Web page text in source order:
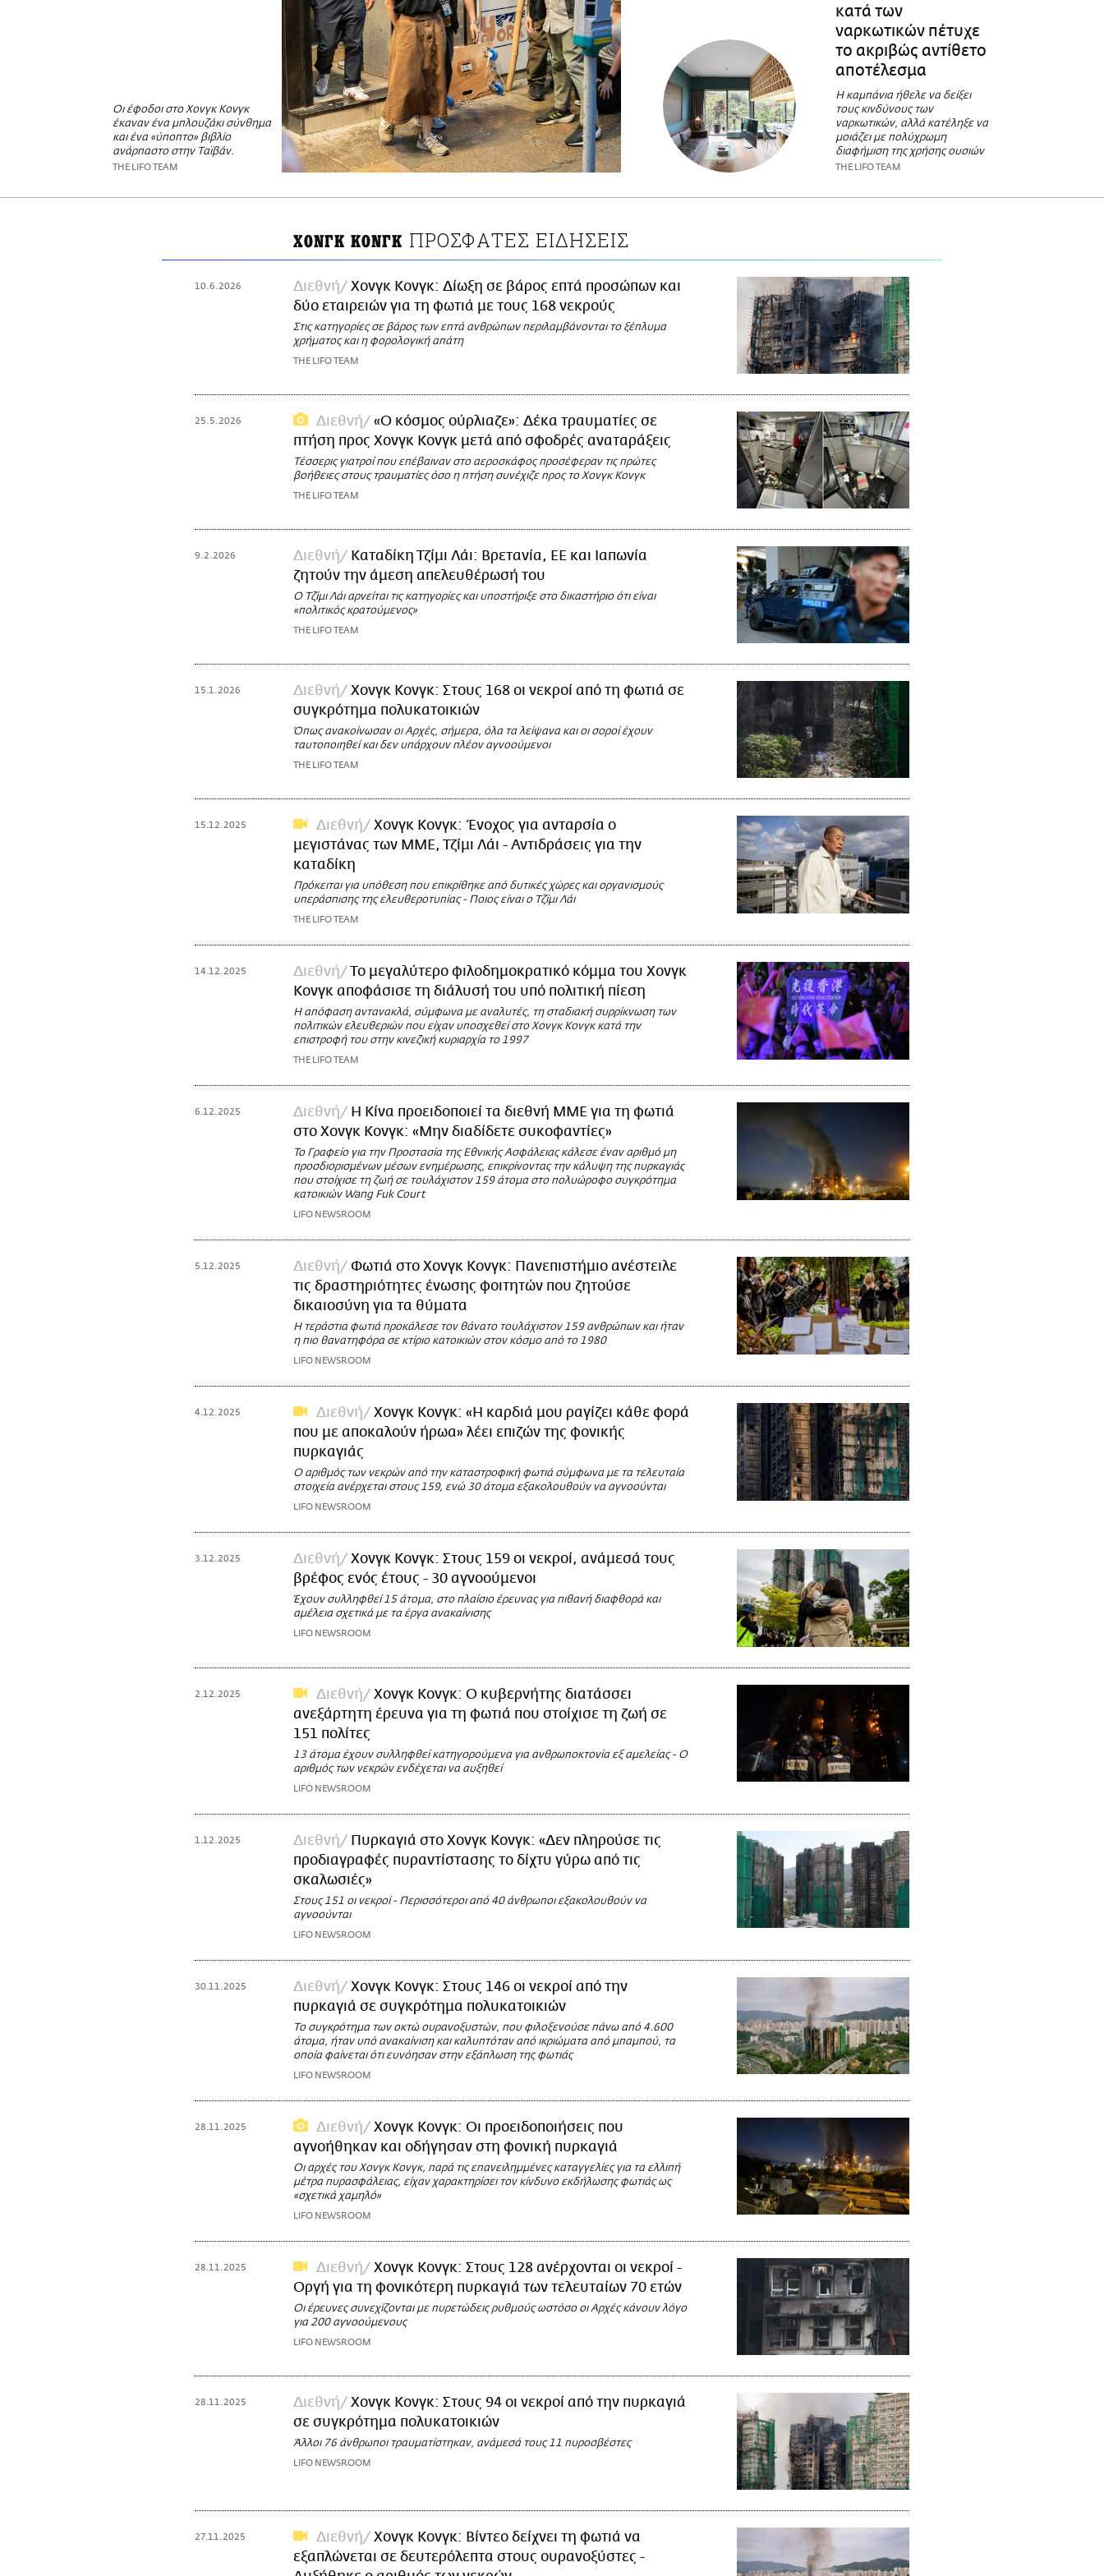
Οι έφοδοι στο Χονγκ Κονγκ
έκαναν ένα μπλουζάκι σύνθημα
και ένα «ύποπτο» βιβλίο
ανάρπαστο στην Ταϊβάν.
THE LIFO TEAM
κατά των
ναρκωτικών πέτυχε
το ακριβώς αντίθετο
αποτέλεσμα
Η καμπάνια ήθελε να δείξει
τους κινδύνους των
ναρκωτικών, αλλά κατέληξε να
μοιάζει με πολύχρωμη
διαφήμιση της χρήσης ουσιών
THE LIFO TEAM
ΧΟΝΓΚ ΚΟΝΓΚ ΠΡΟΣΦΑΤΕΣ ΕΙΔΗΣΕΙΣ
10.6.2026 Διεθνή
Χονγκ Κονγκ: Δίωξη σε βάρος επτά προσώπων και
δύο εταιρειών για τη φωτιά με τους 168 νεκρούς
Στις κατηγορίες σε βάρος των επτά ανθρώπων περιλαμβάνονται το ξέπλυμα
χρήματος και η φορολογική απάτη
THE LIFO TEAM
25.5.2026 Διεθνή
«Ο κόσμος ούρλιαζε»: Δέκα τραυματίες σε
πτήση προς Χονγκ Κονγκ μετά από σφοδρές αναταράξεις
Τέσσερις γιατροί που επέβαιναν στο αεροσκάφος προσέφεραν τις πρώτες
βοήθειες στους τραυματίες όσο η πτήση συνέχιζε προς το Χονγκ Κονγκ
THE LIFO TEAM
9.2.2026 Διεθνή
Καταδίκη Τζίμι Λάι: Βρετανία, ΕΕ και Ιαπωνία
ζητούν την άμεση απελευθέρωσή του
Ο Τζίμι Λάι αρνείται τις κατηγορίες και υποστήριξε στο δικαστήριο ότι είναι
«πολιτικός κρατούμενος»
THE LIFO TEAM
15.1.2026 Διεθνή
Χονγκ Κονγκ: Στους 168 οι νεκροί από τη φωτιά σε
συγκρότημα πολυκατοικιών
Όπως ανακοίνωσαν οι Αρχές, σήμερα, όλα τα λείψανα και οι σοροί έχουν
ταυτοποιηθεί και δεν υπάρχουν πλέον αγνοούμενοι
THE LIFO TEAM
15.12.2025 Διεθνή
Χονγκ Κονγκ: Ένοχος για ανταρσία ο
μεγιστάνας των ΜΜΕ, Τζίμι Λάι - Αντιδράσεις για την
καταδίκη
Πρόκειται για υπόθεση που επικρίθηκε από δυτικές χώρες και οργανισμούς
υπεράσπισης της ελευθεροτυπίας - Ποιος είναι ο Τζίμι Λάι
THE LIFO TEAM
14.12.2025 Διεθνή
Το μεγαλύτερο φιλοδημοκρατικό κόμμα του Χονγκ
Κονγκ αποφάσισε τη διάλυσή του υπό πολιτική πίεση
Η απόφαση αντανακλά, σύμφωνα με αναλυτές, τη σταδιακή συρρίκνωση των
πολιτικών ελευθεριών που είχαν υποσχεθεί στο Χονγκ Κονγκ κατά την
επιστροφή του στην κινεζική κυριαρχία το 1997
THE LIFO TEAM
6.12.2025 Διεθνή
Η Κίνα προειδοποιεί τα διεθνή ΜΜΕ για τη φωτιά
στο Χονγκ Κονγκ: «Μην διαδίδετε συκοφαντίες»
To Γραφείο για την Προστασία της Εθνικής Ασφάλειας κάλεσε έναν αριθμό μη
προσδιορισμένων μέσων ενημέρωσης, επικρίνοντας την κάλυψη της πυρκαγιάς
που στοίχισε τη ζωή σε τουλάχιστον 159 άτομα στο πολυώροφο συγκρότημα
κατοικιών Wang Fuk Court
LIFO NEWSROOM
5.12.2025 Διεθνή
Φωτιά στο Χονγκ Κονγκ: Πανεπιστήμιο ανέστειλε
τις δραστηριότητες ένωσης φοιτητών που ζητούσε
δικαιοσύνη για τα θύματα
Η τεράστια φωτιά προκάλεσε τον θάνατο τουλάχιστον 159 ανθρώπων και ήταν
η πιο θανατηφόρα σε κτίριο κατοικιών στον κόσμο από το 1980
LIFO NEWSROOM
4.12.2025 Διεθνή
Χονγκ Κονγκ: «Η καρδιά μου ραγίζει κάθε φορά
που με αποκαλούν ήρωα» λέει επιζών της φονικής
πυρκαγιάς
Ο αριθμός των νεκρών από την καταστροφική φωτιά σύμφωνα με τα τελευταία
στοιχεία ανέρχεται στους 159, ενώ 30 άτομα εξακολουθούν να αγνοούνται
LIFO NEWSROOM
3.12.2025 Διεθνή
Χονγκ Κονγκ: Στους 159 οι νεκροί, ανάμεσά τους
βρέφος ενός έτους - 30 αγνοούμενοι
Έχουν συλληφθεί 15 άτομα, στο πλαίσιο έρευνας για πιθανή διαφθορά και
αμέλεια σχετικά με τα έργα ανακαίνισης
LIFO NEWSROOM
2.12.2025 Διεθνή
Χονγκ Κονγκ: Ο κυβερνήτης διατάσσει
ανεξάρτητη έρευνα για τη φωτιά που στοίχισε τη ζωή σε
151 πολίτες
13 άτομα έχουν συλληφθεί κατηγορούμενα για ανθρωποκτονία εξ αμελείας - Ο
αριθμός των νεκρών ενδέχεται να αυξηθεί
LIFO NEWSROOM
1.12.2025 Διεθνή
Πυρκαγιά στο Χονγκ Κονγκ: «Δεν πληρούσε τις
προδιαγραφές πυραντίστασης το δίχτυ γύρω από τις
σκαλωσιές»
Στους 151 οι νεκροί - Περισσότεροι από 40 άνθρωποι εξακολουθούν να
αγνοούνται
LIFO NEWSROOM
30.11.2025 Διεθνή
Χονγκ Κονγκ: Στους 146 οι νεκροί από την
πυρκαγιά σε συγκρότημα πολυκατοικιών
Το συγκρότημα των οκτώ ουρανοξυστών, που φιλοξενούσε πάνω από 4.600
άτομα, ήταν υπό ανακαίνιση και καλυπτόταν από ικριώματα από μπαμπού, τα
οποία φαίνεται ότι ευνόησαν στην εξάπλωση της φωτιάς
LIFO NEWSROOM
28.11.2025 Διεθνή
Χονγκ Κονγκ: Οι προειδοποιήσεις που
αγνοήθηκαν και οδήγησαν στη φονική πυρκαγιά
Οι αρχές του Χονγκ Κονγκ, παρά τις επανειλημμένες καταγγελίες για τα ελλιπή
μέτρα πυρασφάλειας, είχαν χαρακτηρίσει τον κίνδυνο εκδήλωσης φωτιάς ως
«σχετικά χαμηλό»
LIFO NEWSROOM
28.11.2025 Διεθνή
Χονγκ Κονγκ: Στους 128 ανέρχονται οι νεκροί -
Οργή για τη φονικότερη πυρκαγιά των τελευταίων 70 ετών
Οι έρευνες συνεχίζονται με πυρετώδεις ρυθμούς ωστόσο οι Αρχές κάνουν λόγο
για 200 αγνοούμενους
LIFO NEWSROOM
28.11.2025 Διεθνή
Χονγκ Κονγκ: Στους 94 οι νεκροί από την πυρκαγιά
σε συγκρότημα πολυκατοικιών
Άλλοι 76 άνθρωποι τραυματίστηκαν, ανάμεσά τους 11 πυροσβέστες
LIFO NEWSROOM
27.11.2025 Διεθνή
Χονγκ Κονγκ: Βίντεο δείχνει τη φωτιά να
εξαπλώνεται σε δευτερόλεπτα στους ουρανοξύστες -